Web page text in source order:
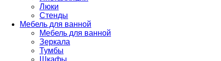
Люки
Стенды
Мебель для ванной
Мебель для ванной
Зеркала
Тумбы